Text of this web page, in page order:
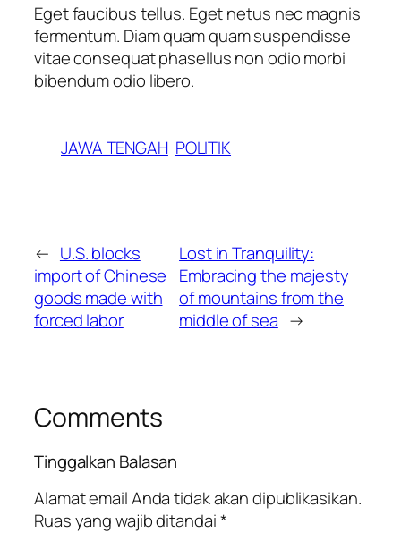
Eget faucibus tellus. Eget netus nec magnis
fermentum. Diam quam quam suspendisse
vitae consequat phasellus non odio morbi
bibendum odio libero.
JAWA TENGAH POLITIK
← U.S. blocks
import of Chinese
goods made with
forced labor
Lost in Tranquility:
Embracing the majesty
of mountains from the
middle of sea →
Comments
Tinggalkan Balasan
Alamat email Anda tidak akan dipublikasikan.
Ruas yang wajib ditandai*